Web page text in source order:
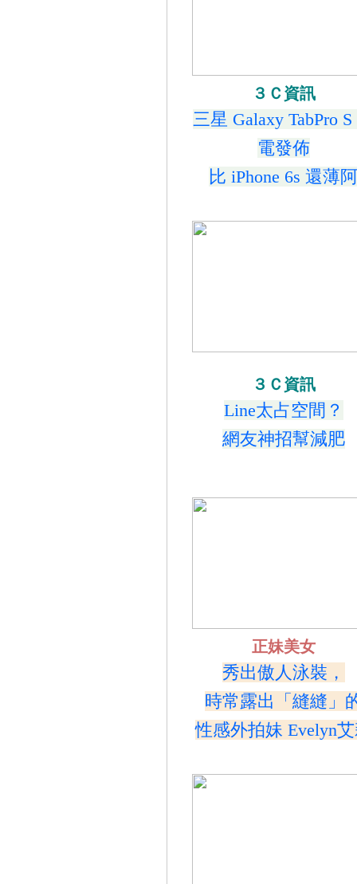
３Ｃ資訊
三星 Galaxy TabPro
電發佈
比 iPhone 6s 還薄阿
３Ｃ資訊
Line太占空間？
網友神招幫減肥
正妹美女
秀出傲人泳裝，
時常露出「縫縫」
性感外拍妹 Evelyn